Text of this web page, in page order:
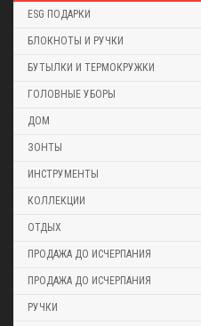
ESG ПОДАРКИ
БЛОКНОТЫ И РУЧКИ
БУТЫЛКИ И ТЕРМОКРУЖКИ
ГОЛОВНЫЕ УБОРЫ
ДОМ
ЗОНТЫ
ИНСТРУМЕНТЫ
КОЛЛЕКЦИИ
ОТДЫХ
ПРОДАЖА ДО ИСЧЕРПАНИЯ
ПРОДАЖА ДО ИСЧЕРПАНИЯ
РУЧКИ